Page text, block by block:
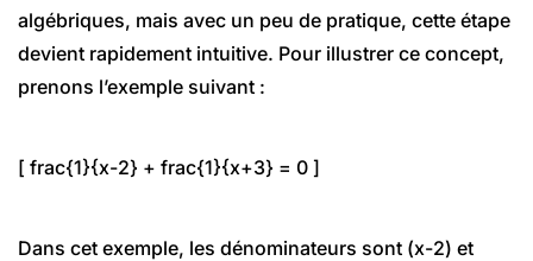
algébriques, mais avec un peu de pratique, cette étape
devient rapidement intuitive. Pour illustrer ce concept,
prenons l’exemple suivant :
[ frac{1}{x-2} + frac{1}{x+3} = 0 ]
Dans cet exemple, les dénominateurs sont (x-2) et